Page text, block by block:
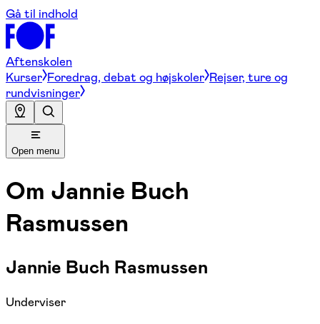
Gå til indhold
Aftenskolen
Kurser Foredrag, debat og højskoler Rejser, ture og
rundvisninger
Open menu
Om Jannie Buch
Rasmussen
Jannie Buch Rasmussen
Underviser